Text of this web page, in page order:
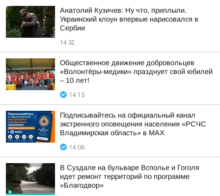
Анатолий Кузичев: Ну что, приплыли.
Украинский клоун впервые нарисовался в
Сербии
14:32
Общественное движение добровольцев
«Волонтёры-медики» празднует свой юбилей
– 10 лет!
14:13
Подписывайтесь на официальный канал
экстренного оповещения населения «РСЧС
Владимирская область» в МАХ
14:06
В Суздале на бульваре Всполье и Гоголя
идет ремонт территорий по программе
«Благодвор»